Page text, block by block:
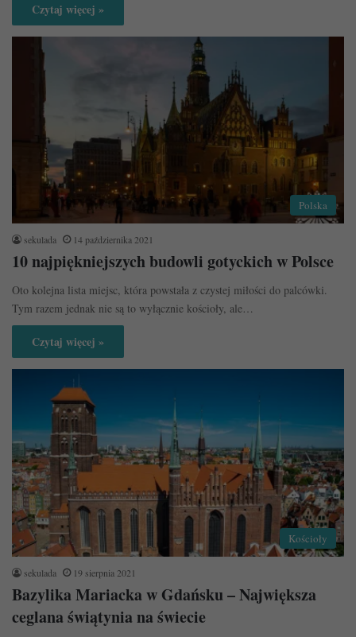
Czytaj więcej »
Polska
sekulada 14 października 2021
10 najpiękniejszych budowli gotyckich w Polsce
Oto kolejna lista miejsc, która powstała z czystej miłości do palcówki.
Tym razem jednak nie są to wyłącznie kościoły, ale…
Czytaj więcej »
Kościoły
sekulada 19 sierpnia 2021
Bazylika Mariacka w Gdańsku – Największa
ceglana świątynia na świecie